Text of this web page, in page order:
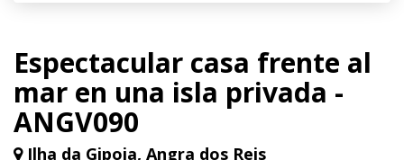
Espectacular casa frente al
mar en una isla privada -
ANGV090
Ilha da Gipoia, Angra dos Reis